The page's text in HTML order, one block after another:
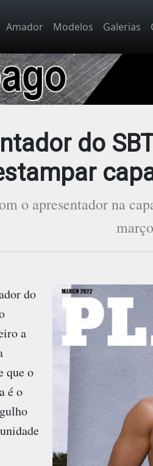
Amador Modelos Galerias
do
o apresentador na
do
a
que o
é o